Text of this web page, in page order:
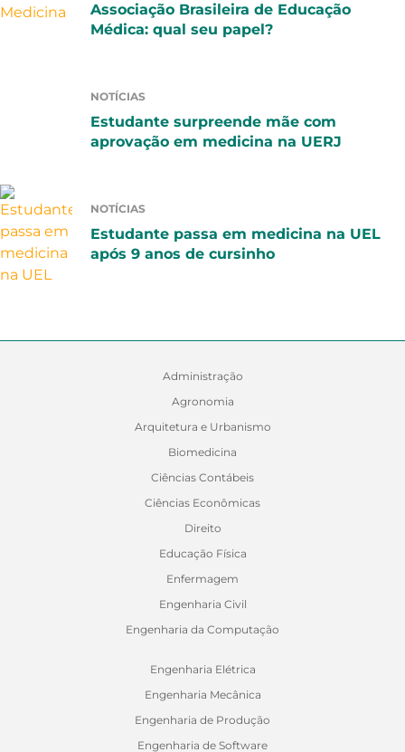
Associação Brasileira de Educação
Médica: qual seu papel?
NOTÍCIAS
Estudante surpreende mãe com
aprovação em medicina na UERJ
NOTÍCIAS
Estudante passa em medicina na UEL
após 9 anos de cursinho
Administração
Agronomia
Arquitetura e Urbanismo
Biomedicina
Ciências Contábeis
Ciências Econômicas
Direito
Educação Física
Enfermagem
Engenharia Civil
Engenharia da Computação
Engenharia Elétrica
Engenharia Mecânica
Engenharia de Produção
Engenharia de Software